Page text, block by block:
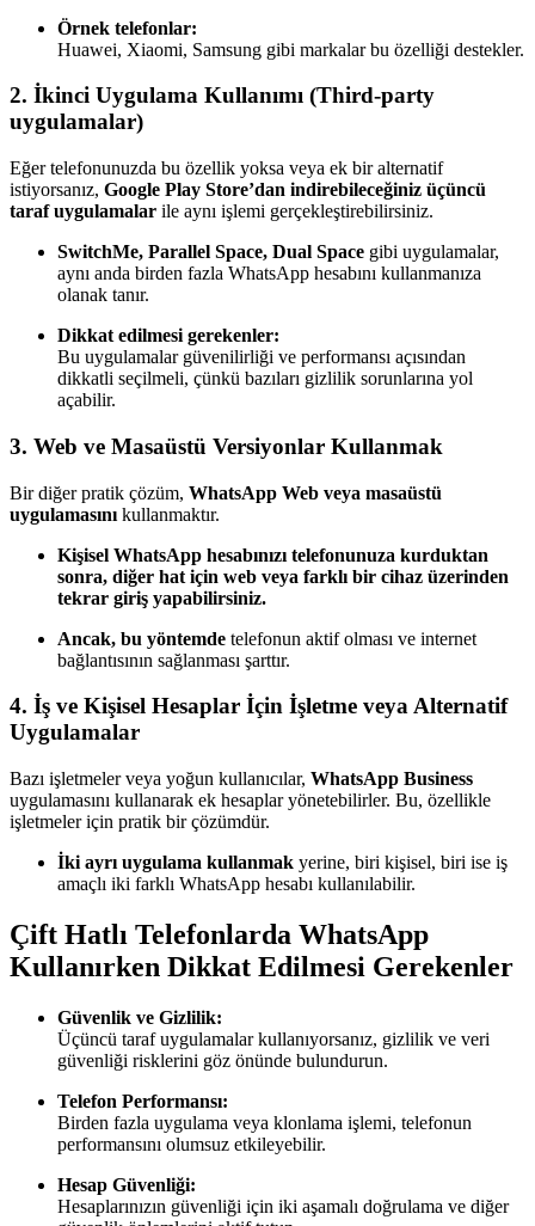
Örnek telefonlar:
Huawei, Xiaomi, Samsung gibi markalar bu özelliği destekler.
2. İkinci Uygulama Kullanımı (Third-party
uygulamalar)
Eğer telefonunuzda bu özellik yoksa veya ek bir alternatif
istiyorsanız, Google Play Store’dan indirebileceğiniz üçüncü
taraf uygulamalar ile aynı işlemi gerçekleştirebilirsiniz.
SwitchMe, Parallel Space, Dual Space gibi uygulamalar,
aynı anda birden fazla WhatsApp hesabını kullanmanıza
olanak tanır.
Dikkat edilmesi gerekenler:
Bu uygulamalar güvenilirliği ve performansı açısından
dikkatli seçilmeli, çünkü bazıları gizlilik sorunlarına yol
açabilir.
3. Web ve Masaüstü Versiyonlar Kullanmak
Bir diğer pratik çözüm, WhatsApp Web veya masaüstü
uygulamasını kullanmaktır.
Kişisel WhatsApp hesabınızı telefonunuza kurduktan
sonra, diğer hat için web veya farklı bir cihaz üzerinden
tekrar giriş yapabilirsiniz.
Ancak, bu yöntemde telefonun aktif olması ve internet
bağlantısının sağlanması şarttır.
4. İş ve Kişisel Hesaplar İçin İşletme veya Alternatif
Uygulamalar
Bazı işletmeler veya yoğun kullanıcılar, WhatsApp Business
uygulamasını kullanarak ek hesaplar yönetebilirler. Bu, özellikle
işletmeler için pratik bir çözümdür.
İki ayrı uygulama kullanmak yerine, biri kişisel, biri ise iş
amaçlı iki farklı WhatsApp hesabı kullanılabilir.
Çift Hatlı Telefonlarda WhatsApp
Kullanırken Dikkat Edilmesi Gerekenler
Güvenlik ve Gizlilik:
Üçüncü taraf uygulamalar kullanıyorsanız, gizlilik ve veri
güvenliği risklerini göz önünde bulundurun.
Telefon Performansı:
Birden fazla uygulama veya klonlama işlemi, telefonun
performansını olumsuz etkileyebilir.
Hesap Güvenliği:
Hesaplarınızın güvenliği için iki aşamalı doğrulama ve diğer